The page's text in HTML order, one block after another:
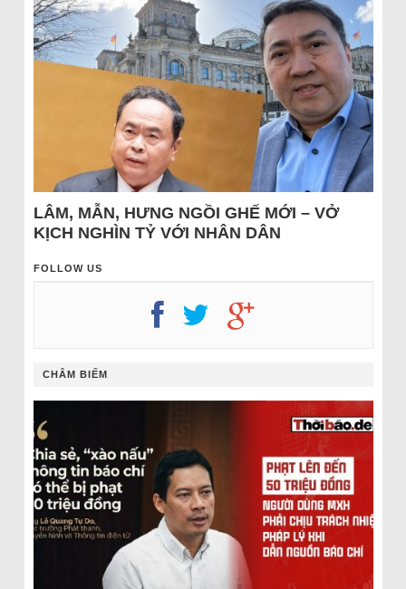
LÂM, MẪN, HƯNG NGỒI GHẾ MỚI – VỞ
KỊCH NGHÌN TỶ VỚI NHÂN DÂN
FOLLOW US
CHÂM BIẾM